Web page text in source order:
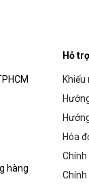
hàng
Hỗ
Hóa
Chính